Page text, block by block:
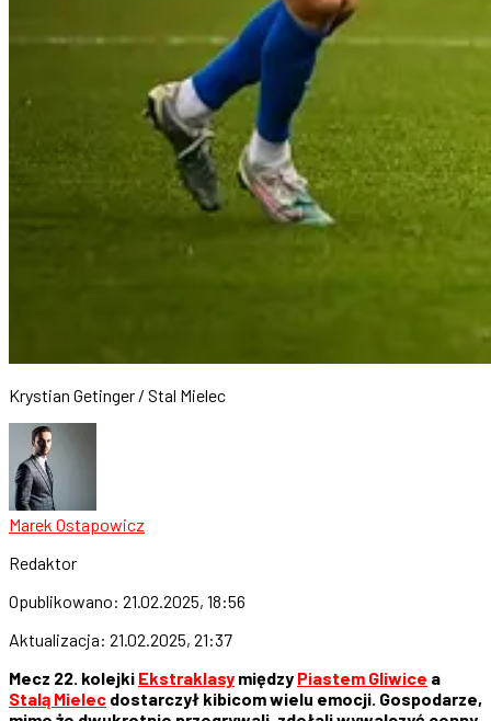
Krystian Getinger / Stal Mielec
Marek Ostapowicz
Redaktor
Opublikowano: 21.02.2025, 18:56
Aktualizacja: 21.02.2025, 21:37
Mecz 22. kolejki Ekstraklasy między Piastem Gliwice a
Stalą Mielec dostarczył kibicom wielu emocji. Gospodarze,